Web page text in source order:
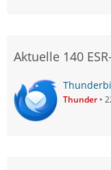
Aktuelle 140
Thunder